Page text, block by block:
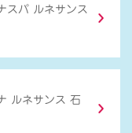
スパ ルネサンス
ルネサンス 石